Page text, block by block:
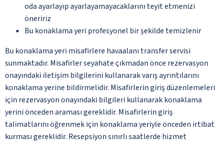
oda ayarlayıp ayarlayamayacaklarını teyit etmenizi
öneririz
Bu konaklama yeri profesyonel bir şekilde temizlenir
Bu konaklama yeri misafirlere havaalanı transfer servisi
sunmaktadır. Misafirler seyahate çıkmadan önce rezervasyon
onayındaki iletişim bilgilerini kullanarak varış ayrıntılarını
konaklama yerine bildirmelidir. Misafirlerin giriş düzenlemeleri
için rezervasyon onayındaki bilgileri kullanarak konaklama
yerini önceden araması gereklidir. Misafirlerin giriş
talimatlarını öğrenmek için konaklama yeriyle önceden irtibat
kurması gereklidir. Resepsiyon sınırlı saatlerde hizmet